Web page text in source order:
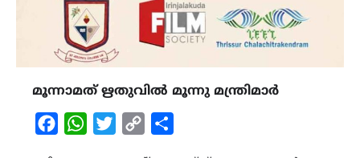
മൂന്നാമത് ഋതുവിൽ മൂന്നു മന്ത്രിമാർ
FacebookWhatsAppTwitterCopy